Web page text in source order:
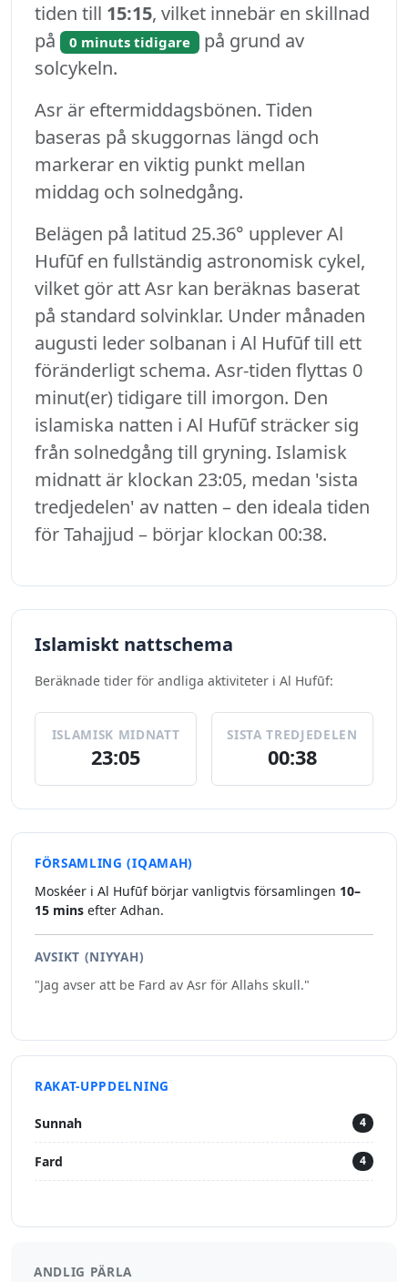
tiden till 15:15, vilket innebär en skillnad
på
0 minuts tidigare på grund av
solcykeln.
Asr är eftermiddagsbönen. Tiden
baseras på skuggornas längd och
markerar en viktig punkt mellan
middag och solnedgång.
Belägen på latitud 25.36° upplever Al
Hufūf en fullständig astronomisk cykel,
vilket gör att Asr kan beräknas baserat
på standard solvinklar. Under månaden
augusti leder solbanan i Al Hufūf till ett
föränderligt schema. Asr-tiden flyttas 0
minut(er) tidigare till imorgon. Den
islamiska natten i Al Hufūf sträcker sig
från solnedgång till gryning. Islamisk
midnatt är klockan 23:05, medan 'sista
tredjedelen' av natten – den ideala tiden
för Tahajjud – börjar klockan 00:38.
Islamiskt nattschema
Beräknade tider för andliga aktiviteter i Al Hufūf:
ISLAMISK MIDNATT
23:05
SISTA TREDJEDELEN
00:38
FÖRSAMLING (IQAMAH)
Moskéer i Al Hufūf börjar vanligtvis församlingen 10–
15 mins efter Adhan.
AVSIKT (NIYYAH)
"Jag avser att be Fard av Asr för Allahs skull."
RAKAT-UPPDELNING
Sunnah 4
Fard 4
ANDLIG PÄRLA